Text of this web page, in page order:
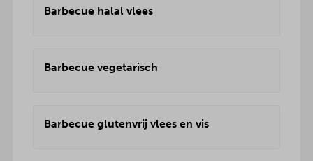
Barbecue halal vlees
Barbecue vegetarisch
Barbecue glutenvrij vlees en vis